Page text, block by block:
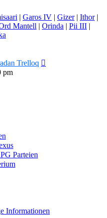
| Garos IV | Gizer| Ithor|
Mantell | Orinda | Pii III |
Trelloq
pm
Parteien
Informationen